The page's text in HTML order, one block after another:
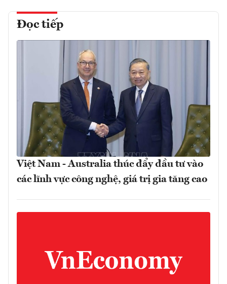
Đọc tiếp
Việt Nam - Australia thúc đẩy đầu tư vào
các lĩnh vực công nghệ, giá trị gia tăng cao